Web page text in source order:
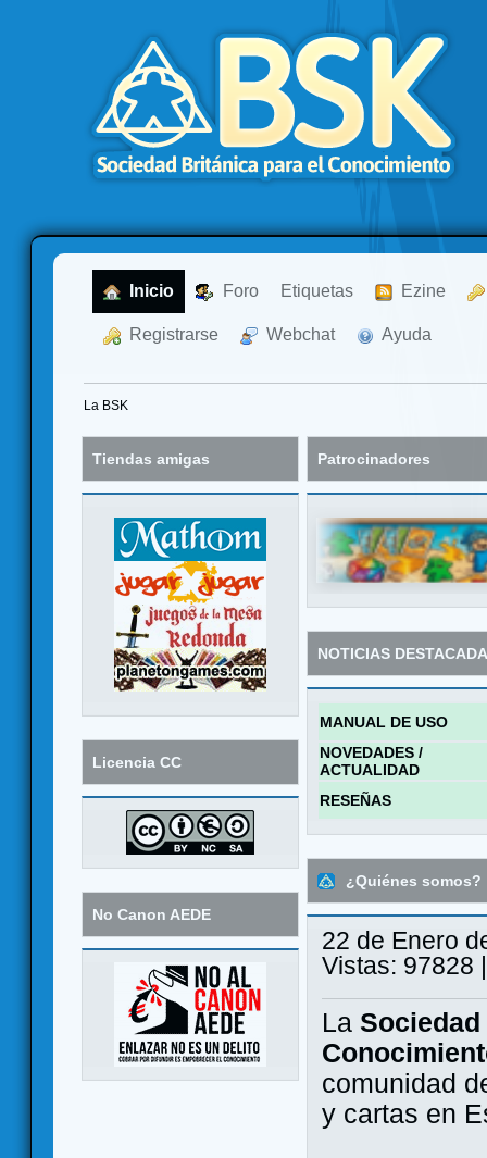
Inicio Foro Etiquetas Ezine
Registrarse Webchat Ayuda
La BSK
Tiendas amigas
Licencia CC
No Canon AEDE
Patrocinadores
NOTICIAS
MANUAL DE USO
NOVEDADES /
ACTUALIDAD
RESEÑAS
¿Quiénes somos?
22 de Enero
Vistas: 97828
La
comunidad
y cartas en